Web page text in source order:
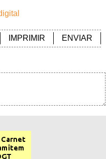
ENVIAR
IMPRIMIR